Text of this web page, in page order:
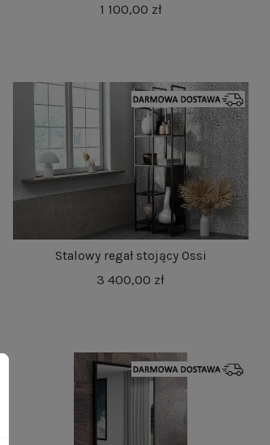
1 100,00 zł
Stalowy regał stojący Ossi
3 400,00 zł